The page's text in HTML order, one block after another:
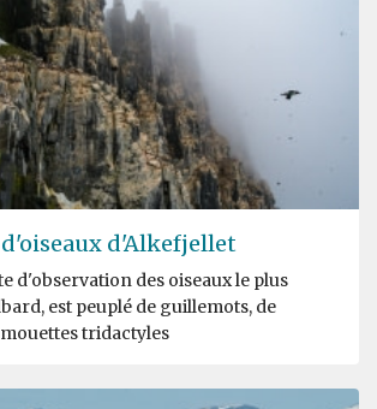
d'oiseaux d'Alkefjellet
d'observation des oiseaux le plus
est peuplé de guillemots, de
tridactyles